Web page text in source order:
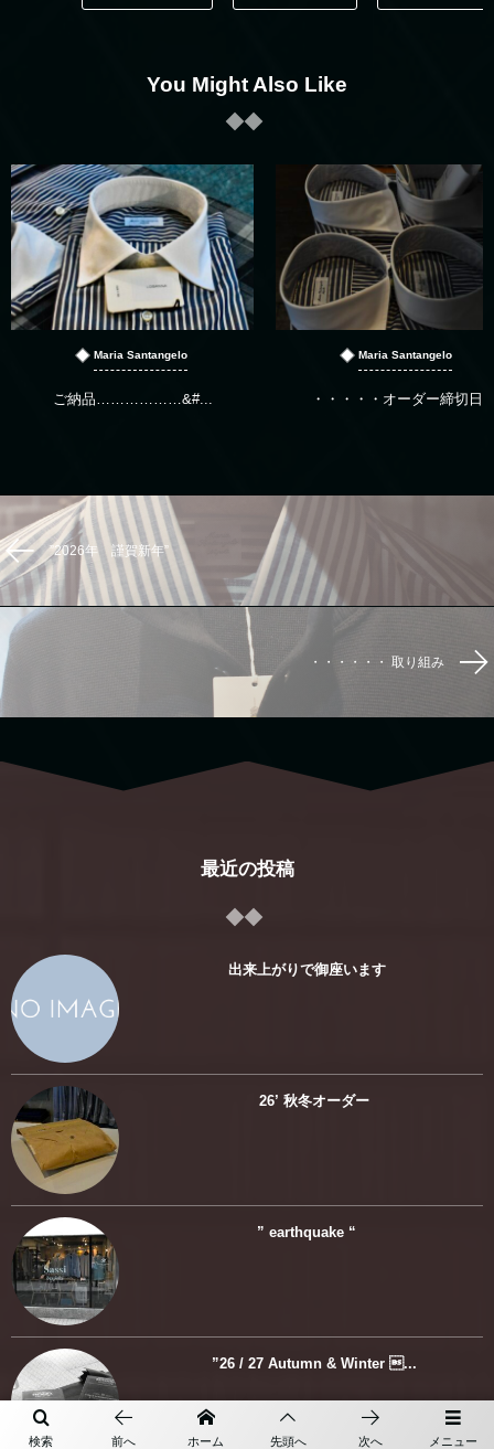
You Might Also Like
Maria Santangelo
ご納品………………&#...
Maria Santangelo
・・・・・オーダー締切日
”2026年 謹賀新年”
・・・・・・ 取り組み
メニュー
検索 前へ ホーム 先頭へ 次へ
最近の投稿
出来上がりで御座います
26’ 秋冬オーダー
” earthquake “
”26 / 27 Autumn & Winter ...